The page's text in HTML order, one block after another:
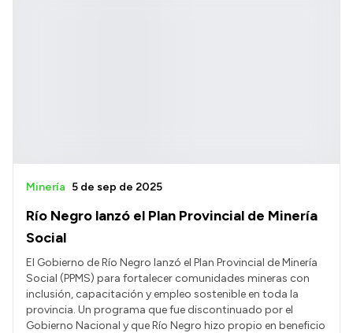
Río Negro lanzó el Plan Provincial de Minería
Social
Minería 5 de sep de 2025
El Gobierno de Río Negro lanzó el Plan Provincial de Minería
Social (PPMS) para fortalecer comunidades mineras con
inclusión, capacitación y empleo sostenible en toda la
provincia. Un programa que fue discontinuado por el
Gobierno Nacional y que Río Negro hizo propio en beneficio